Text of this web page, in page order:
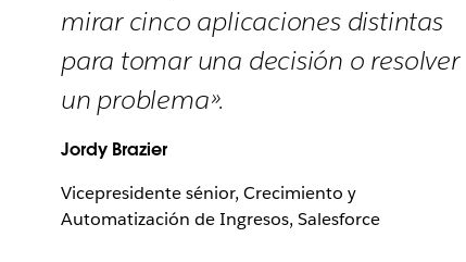
mirar cinco aplicaciones distintas
para tomar una decisión o resolver
un problema».
Jordy Brazier
Vicepresidente sénior, Crecimiento y
Automatización de Ingresos, Salesforce